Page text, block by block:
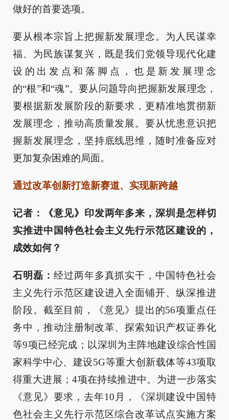
做好的首要选项。
要从根本宗旨上把握新发展理念。为人民谋幸
福、为民族谋复兴，既是我们党领导现代化建
设的出发点和落脚点，也是新发展理念
的“根”和“魂”。要从问题导向把握新发展理念，
要根据新发展阶段的新要求，更精准地贯彻新
发展理念，推动高质量发展。要从忧患意识把
握新发展理念，坚持底线思维，随时准备应对
更加复杂困难的局面。
通过改革创新打造新赛道、实现新跨越
记者：《意见》印发两年多来，深圳是怎样切
实推进中国特色社会主义先行示范区建设的，
成效如何？
石明磊： 经过两年多真抓实干，中国特色社会
主义先行示范区建设进入全面铺开、纵深推进
阶段。截至目前，《意见》提出的56项重点任
务中，推动注册制改革、探索知识产权证券化
等9项已经完成；以深圳为主阵地建设综合性国
家科学中心、建设5G等重大创新载体等43项取
得重大进展；4项在持续推进中。为进一步落实
《意见》要求，去年10月，《深圳建设中国特
色社会主义先行示范区综合改革试点实施方案